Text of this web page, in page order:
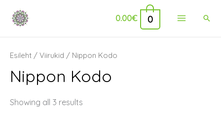
0.00€ 0
Esileht / Viirukid / Nippon Kodo
Nippon Kodo
Showing all 3 results
Sorted
by
popularity